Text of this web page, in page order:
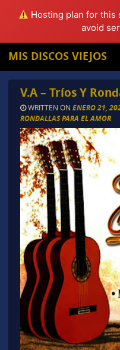
Hosting plan for this
avoid
MIS DISCOS VIEJOS
V.A – Tríos Y
WRITTEN ON ENERO 21,
RONDALLAS PARA EL AMOR